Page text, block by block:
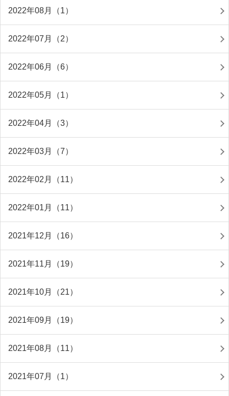
2022年08月（1）
2022年07月（2）
2022年06月（6）
2022年05月（1）
2022年04月（3）
2022年03月（7）
2022年02月（11）
2022年01月（11）
2021年12月（16）
2021年11月（19）
2021年10月（21）
2021年09月（19）
2021年08月（11）
2021年07月（1）